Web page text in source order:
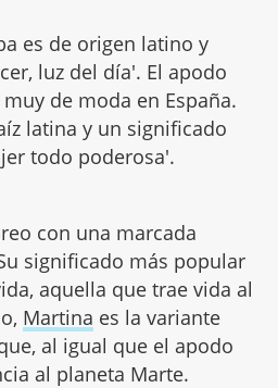
es de origen latino y
luz del día'. El apodo
de moda en España.
latina y un significado
todo poderosa'.
con una marcada
significado más popular
aquella que trae vida al
Martina es la variante
al igual que el apodo
al planeta Marte.